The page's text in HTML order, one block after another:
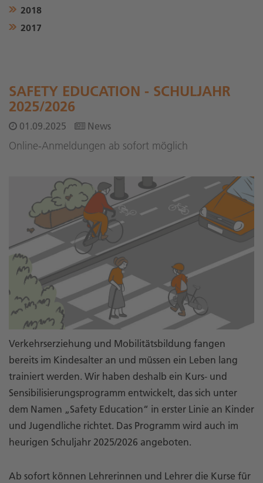
2018
2017
SAFETY EDUCATION - SCHULJAHR
2025/2026
01.09.2025 News
Online-Anmeldungen ab sofort möglich
Verkehrserziehung und Mobilitätsbildung fangen
bereits im Kindesalter an und müssen ein Leben lang
trainiert werden. Wir haben deshalb ein Kurs- und
Sensibilisierungsprogramm entwickelt, das sich unter
dem Namen „Safety Education“ in erster Linie an Kinder
und Jugendliche richtet. Das Programm wird auch im
heurigen Schuljahr 2025/2026 angeboten.
Ab sofort können Lehrerinnen und Lehrer die Kurse für